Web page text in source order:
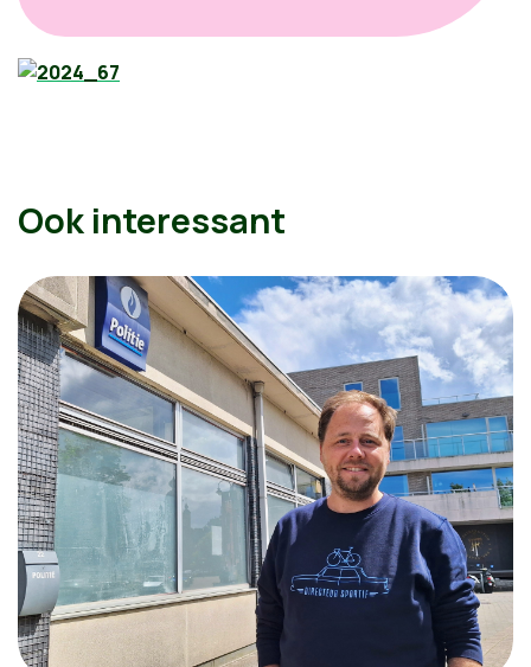
Ook interessant